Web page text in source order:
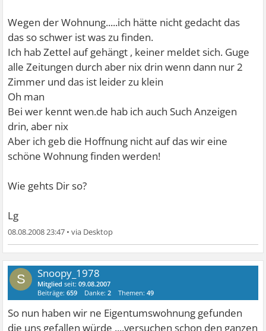
Wegen der Wohnung.....ich hätte nicht gedacht das
das so schwer ist was zu finden.
Ich hab Zettel auf gehängt , keiner meldet sich. Guge
alle Zeitungen durch aber nix drin wenn dann nur 2
Zimmer und das ist leider zu klein
Oh man
Bei wer kennt wen.de hab ich auch Such Anzeigen
drin, aber nix
Aber ich geb die Hoffnung nicht auf das wir eine
schöne Wohnung finden werden!
Wie gehts Dir so?
Lg
08.08.2008 23:47 •
S Snoopy_1978
Mitglied seit:09.08.2007
Beiträge:659 Danke:2 Themen:49
So nun haben wir ne Eigentumswohnung gefunden
die uns gefallen würde ....versuchen schon den ganzen